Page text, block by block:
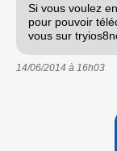
Si vous voulez
pour pouvoir
vous sur
14/06/2014 à 16h03